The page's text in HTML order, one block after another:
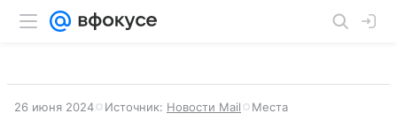
26 июня 2024 Источник: Новости Mail Места